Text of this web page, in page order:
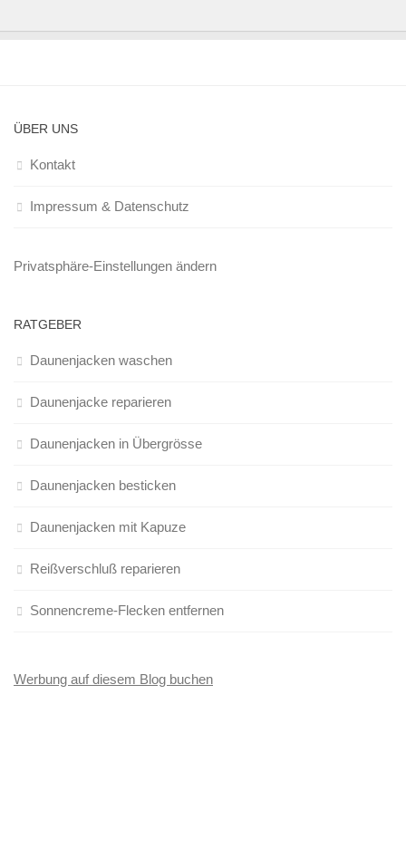
ÜBER UNS
Kontakt
Impressum & Datenschutz
Privatsphäre-Einstellungen ändern
RATGEBER
Daunenjacken waschen
Daunenjacke reparieren
Daunenjacken in Übergrösse
Daunenjacken besticken
Daunenjacken mit Kapuze
Reißverschluß reparieren
Sonnencreme-Flecken entfernen
Werbung auf diesem Blog buchen